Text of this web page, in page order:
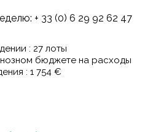
+ 33 (0) 6 29 92 62 47
: 27 лоты
бюджете на расходы
: 1 754 €